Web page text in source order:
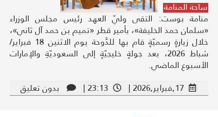
ساحة المنامة
منامة بوست: التقى وليّ العهد رئيس مجلس الوزراء
«سلمان حمد الخليفة»، بأمير قطر «تميم بن حمد آل ثاني»،
خلال زيارةٍ رسميّةٍ قام بها للدَّوحة يوم الاثنين 18 فبراير/
شباط 2026، بعد جولةٍ خليجيّةٍ إلى السعوديّةِ والإمارات
الأسبوع الماضي.
17,فبراير,2026 |
23:13 | بدون تعليق